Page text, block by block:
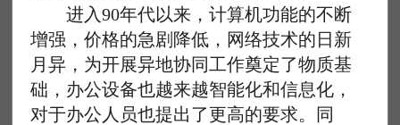
进入90年代以来，计算机功能的不断
增强，价格的急剧降低，网络技术的日新
月异，为开展异地协同工作奠定了物质基
础，办公设备也越来越智能化和信息化，
对于办公人员也提出了更高的要求。同